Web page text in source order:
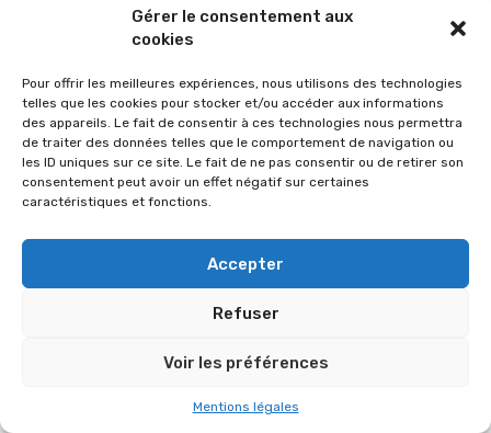
Gérer le consentement aux
cookies
Pour offrir les meilleures expériences, nous utilisons des technologies
telles que les cookies pour stocker et/ou accéder aux informations
des appareils. Le fait de consentir à ces technologies nous permettra
de traiter des données telles que le comportement de navigation ou
les ID uniques sur ce site. Le fait de ne pas consentir ou de retirer son
consentement peut avoir un effet négatif sur certaines
caractéristiques et fonctions.
Accepter
Refuser
Voir les préférences
Mentions légales
MENTIONS LÉGALES